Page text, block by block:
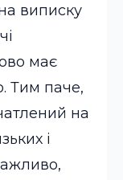
виписку
має
Тим паче,
на
і